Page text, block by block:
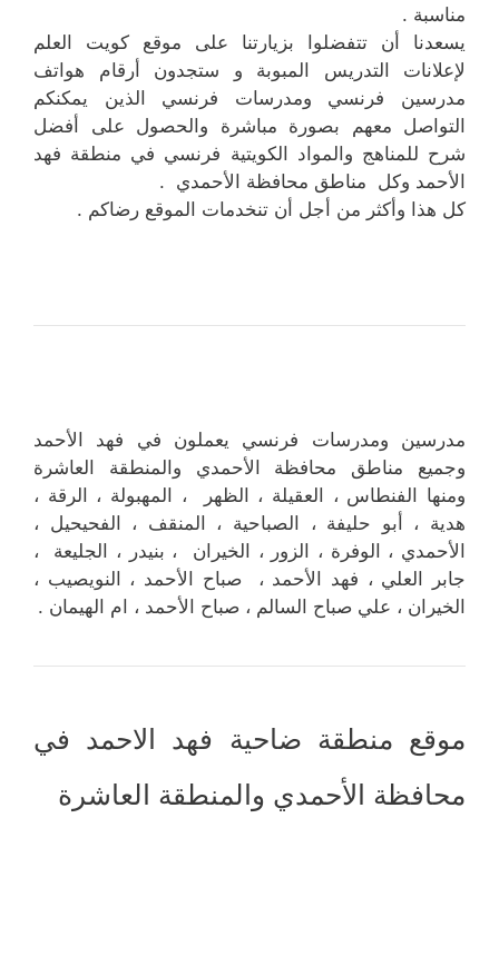
مناسبة .
يسعدنا أن تتفضلوا بزيارتنا على موقع كويت العلم
لإعلانات التدريس المبوبة و ستجدون أرقام هواتف
مدرسين فرنسي ومدرسات فرنسي الذين يمكنكم
التواصل معهم بصورة مباشرة والحصول على أفضل
شرح للمناهج والمواد الكويتية فرنسي في منطقة فهد
الأحمد وكل مناطق محافظة الأحمدي .
كل هذا وأكثر من أجل أن تنخدمات الموقع رضاكم .
مدرسين ومدرسات فرنسي يعملون في فهد الأحمد
وجميع مناطق محافظة الأحمدي والمنطقة العاشرة
ومنها الفنطاس ، العقيلة ، الظهر ، المهبولة ، الرقة ،
هدية ، أبو حليفة ، الصباحية ، المنقف ، الفحيحيل ،
الأحمدي ، الوفرة ، الزور ، الخيران ، بنيدر ، الجليعة ،
جابر العلي ، فهد الأحمد ، صباح الأحمد ، النويصيب ،
الخيران ، علي صباح السالم ، صباح الأحمد ، ام الهيمان .
موقع منطقة ضاحية فهد الاحمد في
محافظة الأحمدي والمنطقة العاشرة